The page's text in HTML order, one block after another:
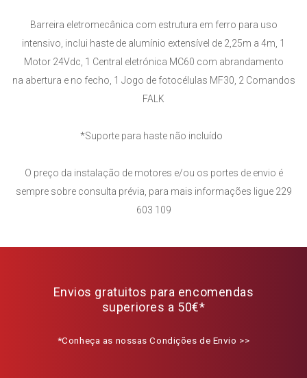
Barreira eletromecânica com estrutura em ferro para uso
intensivo, inclui haste de alumínio extensível de 2,25m a 4m, 1
Motor 24Vdc, 1 Central eletrónica MC60 com abrandamento
na abertura e no fecho, 1 Jogo de fotocélulas MF30, 2 Comandos
FALK
*Suporte para haste não incluído
O preço da instalação de motores e/ou os portes de envio é
sempre sobre consulta prévia, para mais informações ligue 229
603 109
Envios gratuitos para encomendas
superiores a 50€*
*Conheça as nossas Condições de Envio >>